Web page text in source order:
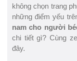
không chọn trang
những điểm yếu
nam cho người
chi tiết gì? Cùng
đây.